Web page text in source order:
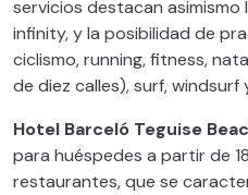
servicios destacan
infinity, y la posibilidad de
ciclismo, running, fitness,
de diez calles), surf,
Hotel Barceló Teguise
para huéspedes a partir de
restaurantes, que se